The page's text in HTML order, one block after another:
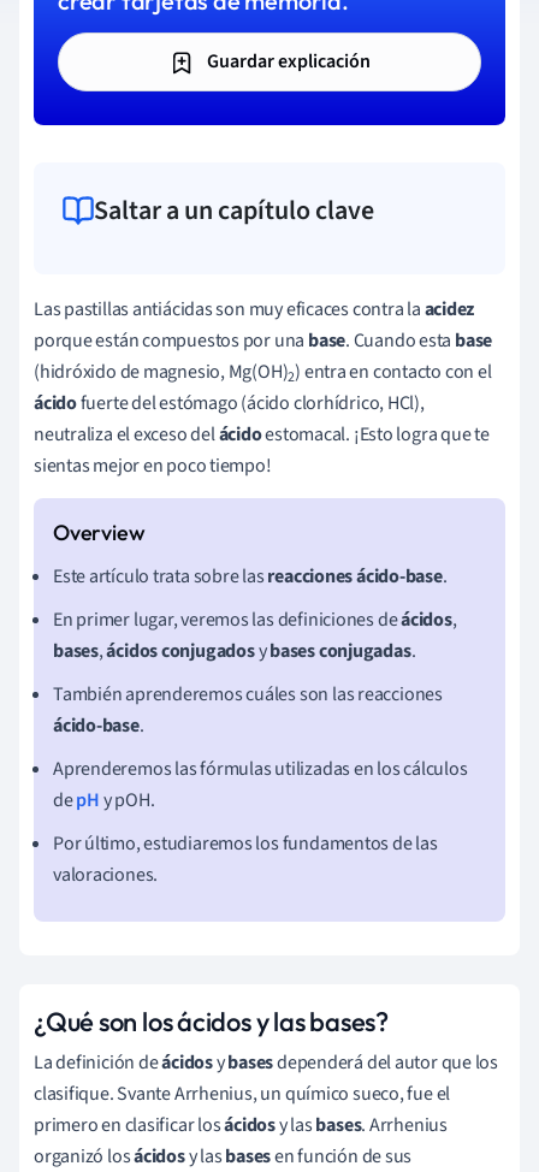
Guardar explicación
Saltar a un capítulo clave
Las pastillas antiácidas son muy eficaces contra laacidez
porque están compuestos por una base. Cuando esta base
(hidróxido de magnesio, Mg(OH)2) entra en contacto con el
ácidofuerte del estómago (ácido clorhídrico, HCl),
neutraliza el exceso delácidoestomacal. ¡Esto logra que te
sientas mejor en poco tiempo!
Este artículo trata sobre lasreacciones ácido-base.
En primer lugar, veremos las definiciones deácidos,
bases,ácidos conjugadosybases conjugadas.
También aprenderemos cuáles son las reacciones
ácido-base.
Aprenderemos las fórmulas utilizadas en los cálculos
depHy pOH.
Por último, estudiaremos los fundamentos de las
valoraciones.
¿Qué son los ácidos y las bases?
La definición deácidosybasesdependerá del autor que los
clasifique. Svante Arrhenius, un químico sueco, fue el
primero en clasificar losácidosy lasbases. Arrhenius
organizó losácidosy lasbasesen función de sus